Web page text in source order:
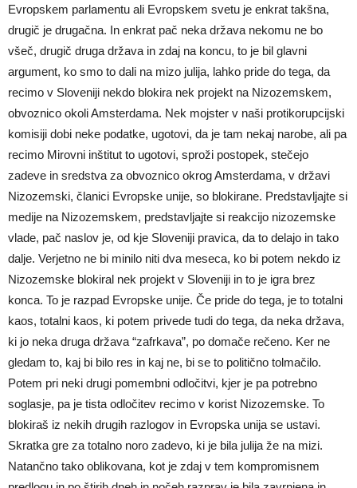
Evropskem parlamentu ali Evropskem svetu je enkrat takšna,
drugič je drugačna. In enkrat pač neka država nekomu ne bo
všeč, drugič druga država in zdaj na koncu, to je bil glavni
argument, ko smo to dali na mizo julija, lahko pride do tega, da
recimo v Sloveniji nekdo blokira nek projekt na Nizozemskem,
obvoznico okoli Amsterdama. Nek mojster v naši protikorupcijski
komisiji dobi neke podatke, ugotovi, da je tam nekaj narobe, ali pa
recimo Mirovni inštitut to ugotovi, sproži postopek, stečejo
zadeve in sredstva za obvoznico okrog Amsterdama, v državi
Nizozemski, članici Evropske unije, so blokirane. Predstavljajte si
medije na Nizozemskem, predstavljajte si reakcijo nizozemske
vlade, pač naslov je, od kje Sloveniji pravica, da to delajo in tako
dalje. Verjetno ne bi minilo niti dva meseca, ko bi potem nekdo iz
Nizozemske blokiral nek projekt v Sloveniji in to je igra brez
konca. To je razpad Evropske unije. Če pride do tega, je to totalni
kaos, totalni kaos, ki potem privede tudi do tega, da neka država,
ki jo neka druga država “zafrkava”, po domače rečeno. Ker ne
gledam to, kaj bi bilo res in kaj ne, bi se to politično tolmačilo.
Potem pri neki drugi pomembni odločitvi, kjer je pa potrebno
soglasje, pa je tista odločitev recimo v korist Nizozemske. To
blokiraš iz nekih drugih razlogov in Evropska unija se ustavi.
Skratka gre za totalno noro zadevo, ki je bila julija že na mizi.
Natančno tako oblikovana, kot je zdaj v tem kompromisnem